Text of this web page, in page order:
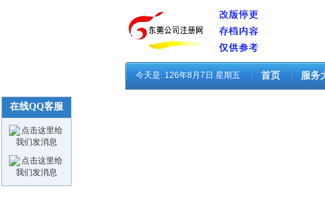
今天是: 126年8月7日 星期五 首页 服务
在线QQ客服